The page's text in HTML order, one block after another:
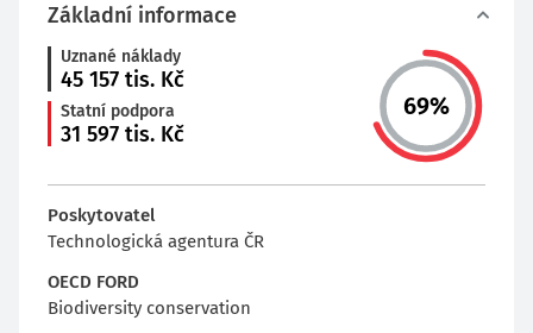
Základní informace
Uznané náklady
45 157 tis. Kč
Statní podpora
31 597 tis. Kč
69%
Poskytovatel
Technologická agentura ČR
OECD FORD
Biodiversity conservation